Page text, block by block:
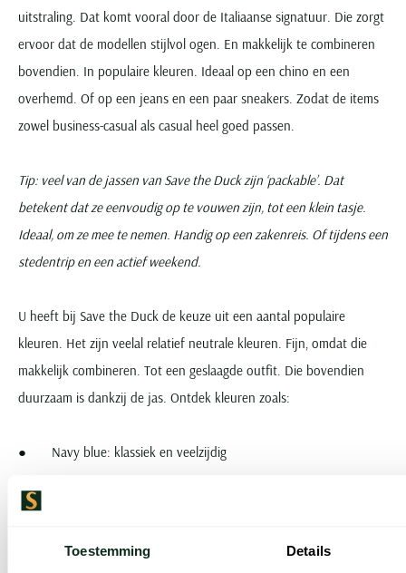
Toestemming Details
uitstraling. Dat komt vooral door de Italiaanse signatuur. Die zorgt
ervoor dat de modellen stijlvol ogen. En makkelijk te combineren
bovendien. In populaire kleuren. Ideaal op een chino en een
overhemd. Of op een jeans en een paar sneakers. Zodat de items
zowel business-casual als casual heel goed passen.
Tip: veel van de jassen van Save the Duck zijn ‘packable’. Dat
betekent dat ze eenvoudig op te vouwen zijn, tot een klein tasje.
Ideaal, om ze mee te nemen. Handig op een zakenreis. Of tijdens een
stedentrip en een actief weekend.
U heeft bij Save the Duck de keuze uit een aantal populaire
kleuren. Het zijn veelal relatief neutrale kleuren. Fijn, omdat die
makkelijk combineren. Tot een geslaagde outfit. Die bovendien
duurzaam is dankzij de jas. Ontdek kleuren zoals:
● Navy blue: klassiek en veelzijdig
● Zwart: stijlvol en makkelijk te combineren
● Olijf of army green: stoer en modern